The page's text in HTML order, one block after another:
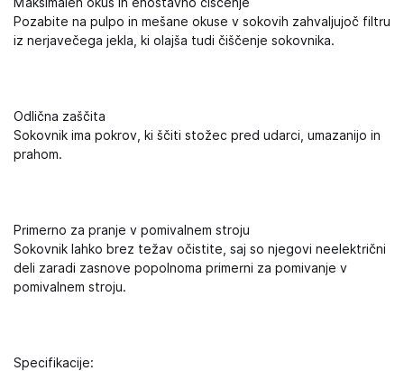
Pozabite na pulpo in mešane okuse v sokovih zahvaljujoč filtru
iz nerjavečega jekla, ki olajša tudi čiščenje sokovnika.
Odlična zaščita
Sokovnik ima pokrov, ki ščiti stožec pred udarci, umazanijo in
prahom.
Primerno za pranje v pomivalnem stroju
Sokovnik lahko brez težav očistite, saj so njegovi neelektrični
deli zaradi zasnove popolnoma primerni za pomivanje v
pomivalnem stroju.
Specifikacije: